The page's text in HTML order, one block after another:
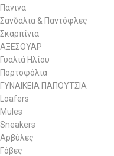
Πάνινα
Σανδάλια & Παντόφλες
Σκαρπίνια
ΑΞΕΣΟΥΑΡ
Γυαλιά Ηλίου
Πορτοφόλια
ΓΥΝΑΙΚΕΙΑ ΠΑΠΟΥΤΣΙΑ
Loafers
Mules
Sneakers
Αρβύλες
Γόβες